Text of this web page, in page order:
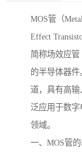
MOS管（
Effect
简称场效应
的半导体器
道，具有高
泛应用于数
领域。
一、MOS管